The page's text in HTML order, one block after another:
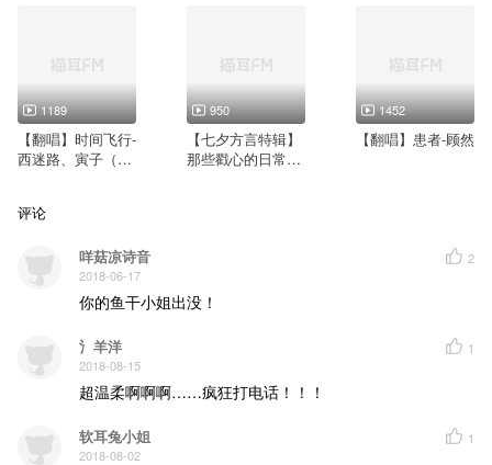
1189
【翻唱】时间飞行-
西迷路、寅子（co
950
【七夕方言特辑】
那些戳心的日常向
1452
【翻唱】患者-顾然
评论
咩菇凉诗音
2018-06-17
2
你的鱼干小姐出没！
氵羊洋
2018-08-15
1
超温柔啊啊啊……疯狂打电话！！！
软耳兔小姐
2018-08-02
1